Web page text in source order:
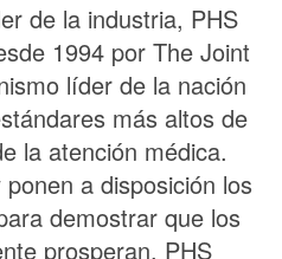
de la industria, PHS
1994 por The Joint
líder de la nación
más altos de
la atención médica.
a disposición los
demostrar que los
prosperan. PHS